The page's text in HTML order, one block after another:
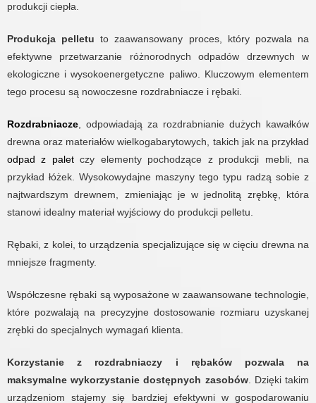
produkcji ciepła.
Produkcja pelletu to zaawansowany proces, który pozwala na
efektywne przetwarzanie różnorodnych odpadów drzewnych w
ekologiczne i wysokoenergetyczne paliwo. Kluczowym elementem
tego procesu są nowoczesne rozdrabniacze i rębaki.
Rozdrabniacze , odpowiadają za rozdrabnianie dużych kawałków
drewna oraz materiałów wielkogabarytowych, takich jak na przykład
odpad z paletczy elementy pochodzące z produkcji mebli, na
przykład łóżek. Wysokowydajne maszyny tego typu radzą sobie z
najtwardszym drewnem, zmieniając je w jednolitą zrębkę, która
stanowi idealny materiał wyjściowy do produkcji pelletu.
Rębaki, z kolei, to urządzenia specjalizujące się w cięciu drewna na
mniejsze fragmenty.
Współczesne rębaki są wyposażone w zaawansowane technologie,
które pozwalają na precyzyjne dostosowanie rozmiaru uzyskanej
zrębki do specjalnych wymagań klienta.
Korzystanie z rozdrabniaczy i rębaków pozwala na
maksymalne wykorzystanie dostępnych zasobów. Dzięki takim
urządzeniom stajemy się bardziej efektywni w gospodarowaniu